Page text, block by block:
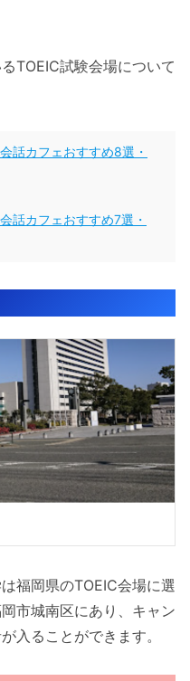
TOEIC試験会場について
話カフェおすすめ8選・
話カフェおすすめ7選・
福岡県のTOEIC会場に選
市城南区にあり、キャン
入ることができます。